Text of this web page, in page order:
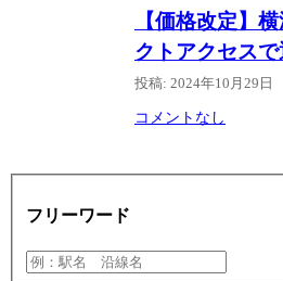
【価格改定】
クトアクセスで
投稿: 2024年10月29日
コメントなし
フリーワード